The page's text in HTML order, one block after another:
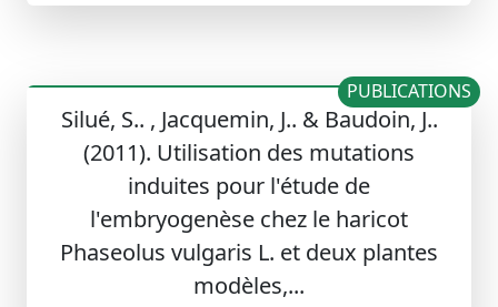
Silué, S.. , Jacquemin, J.. & Baudoin, J..
(2011). Utilisation des mutations
induites pour l'étude de
l'embryogenèse chez le haricot
Phaseolus vulgaris L. et deux plantes
modèles,...
PUBLICATIONS